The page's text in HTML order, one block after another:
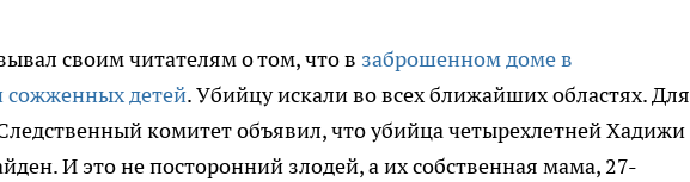
своим читателям о том, что в заброшенном доме в
детей. Убийцу искали во всех ближайших областях. Для
комитет объявил, что убийца четырехлетней Хадижи
И это не посторонний злодей, а их собственная мама, 27-